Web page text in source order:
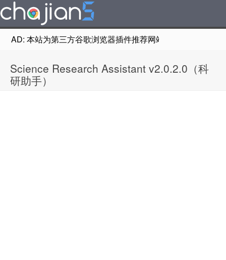
AD: 本站为第三方谷歌浏览器插件推荐网站，非Google
Science Research Assistant v2.0.2.0（科
研助手）